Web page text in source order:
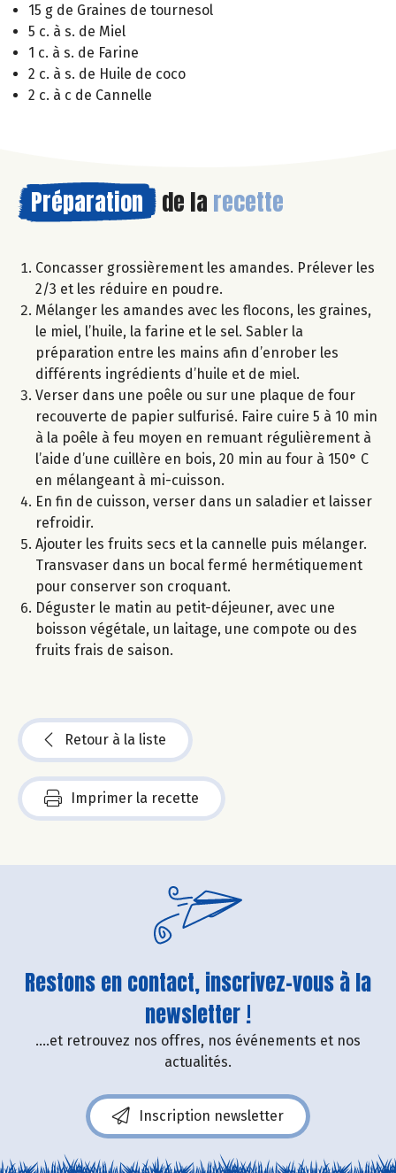
15 g de Graines de tournesol
5 c. à s. de Miel
1 c. à s. de Farine
2 c. à s. de Huile de coco
2 c. à c de Cannelle
Préparation de la recette
Concasser grossièrement les amandes. Prélever les
2/3 et les réduire en poudre.
Mélanger les amandes avec les flocons, les graines,
le miel, l’huile, la farine et le sel. Sabler la
préparation entre les mains afin d’enrober les
différents ingrédients d’huile et de miel.
Verser dans une poêle ou sur une plaque de four
recouverte de papier sulfurisé. Faire cuire 5 à 10 min
à la poêle à feu moyen en remuant régulièrement à
l’aide d’une cuillère en bois, 20 min au four à 150° C
en mélangeant à mi-cuisson.
En fin de cuisson, verser dans un saladier et laisser
refroidir.
Ajouter les fruits secs et la cannelle puis mélanger.
Transvaser dans un bocal fermé hermétiquement
pour conserver son croquant.
Déguster le matin au petit-déjeuner, avec une
boisson végétale, un laitage, une compote ou des
fruits frais de saison.
Retour à la liste
Imprimer la recette
Restons en contact, inscrivez-vous à la
newsletter !
....et retrouvez nos offres, nos événements et nos
actualités.
Inscription newsletter